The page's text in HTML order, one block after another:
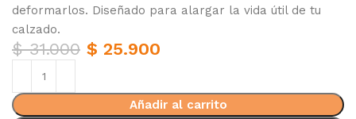
deformarlos. Diseñado para alargar la vida útil de tu
calzado.
$31.000 $ 25.900
Añadir al carrito